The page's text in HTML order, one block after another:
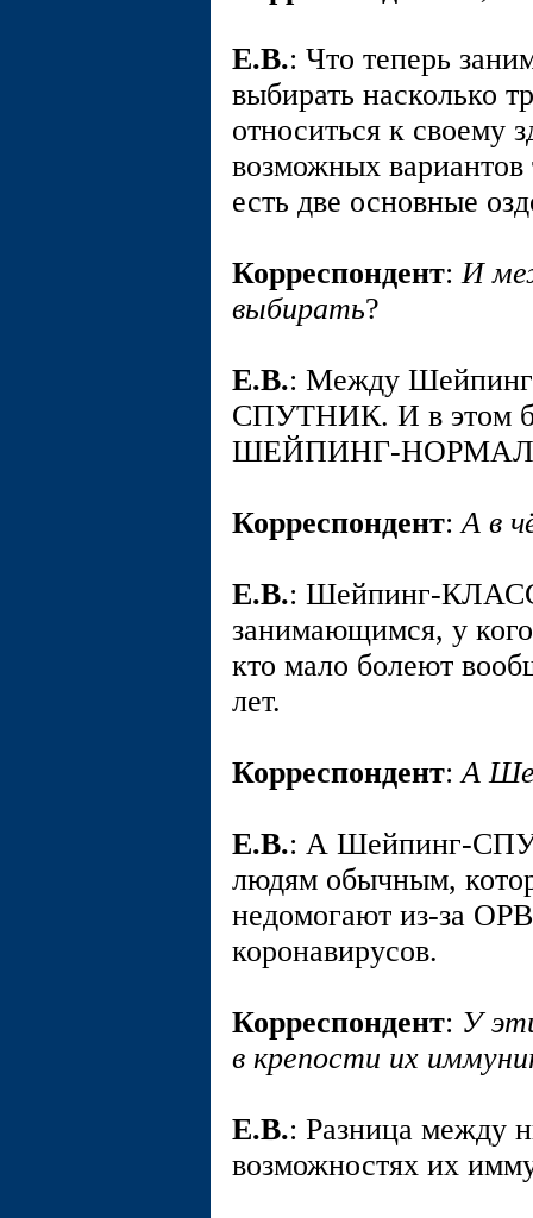
E.В.: Что теперь
выбирать насколько
относиться к своему
возможных вариантов
есть две основные
Корреспондент:И
выбирать?
E.В.: Между
СПУТНИК. И в этом
ШЕЙПИНГ-
Корреспондент:А в
E.В.: Шейпинг-
занимающимся, у
кто мало болеют
лет.
Корреспондент:А
E.В.: А Шейпинг-
людям обычным,
недомогают из-за
коронавирусов.
Корреспондент: У
в крепости их
E.В.: Разница между
возможностях их